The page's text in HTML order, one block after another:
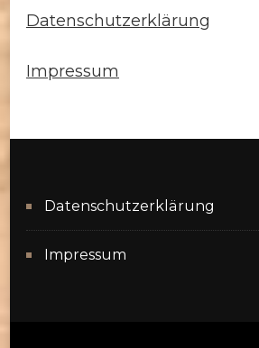
Datenschutzerklärung
Impressum
Datenschutzerklärung
Impressum